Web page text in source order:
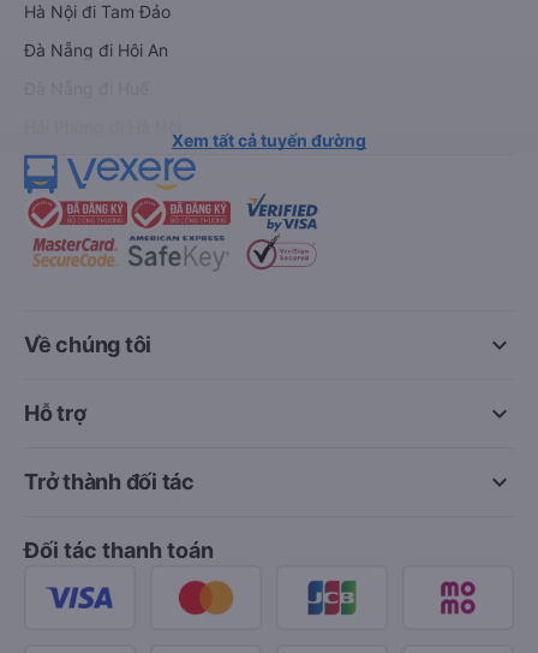
Hà Nội đi Tam Đảo
Đà Nẵng đi Hội An
Xem tất cả tuyến đường
keyboard_arrow_down
Về chúng tôi
keyboard_arrow_down
Hỗ trợ
keyboard_arrow_down
Trở thành đối tác
Đối tác thanh toán